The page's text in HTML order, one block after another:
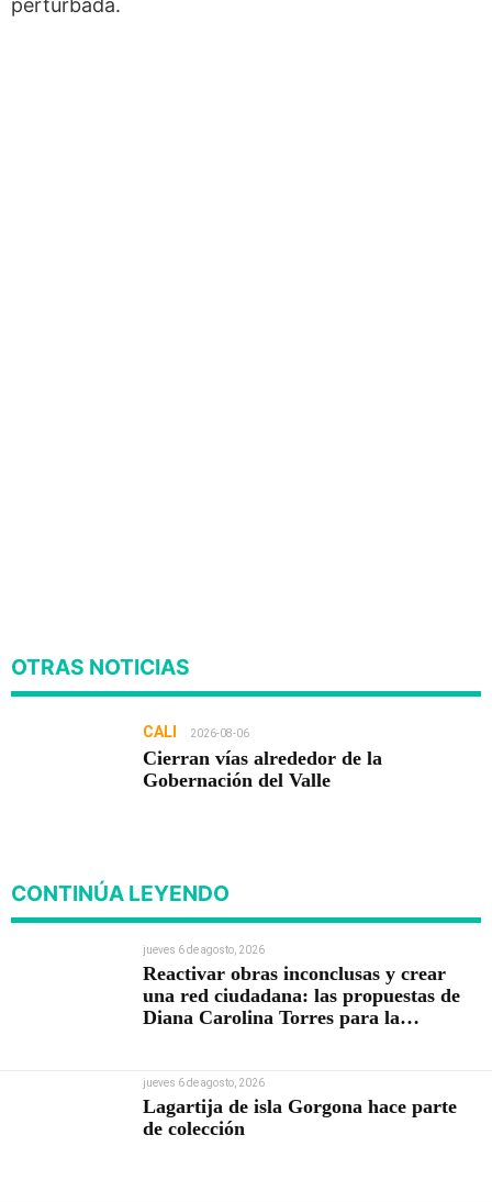
perturbada.
OTRAS NOTICIAS
CALI 2026-08-06
Cierran vías alrededor de la
Gobernación del Valle
CONTINÚA LEYENDO
jueves 6 de agosto, 2026
Reactivar obras inconclusas y crear
una red ciudadana: las propuestas de
Diana Carolina Torres para la
jueves 6 de agosto, 2026
Lagartija de isla Gorgona hace parte
de colección